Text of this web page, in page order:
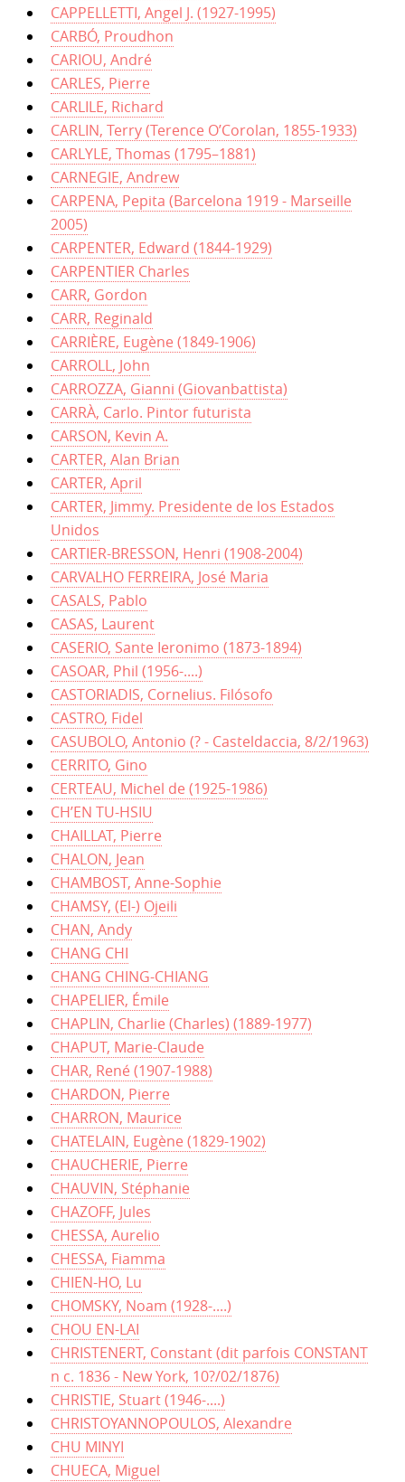
CAPPELLETTI, Angel J. (1927-1995)
CARBÓ, Proudhon
CARIOU, André
CARLES, Pierre
CARLILE, Richard
CARLIN, Terry (Terence O’Corolan, 1855-1933)
CARLYLE, Thomas (1795–1881)
CARNEGIE, Andrew
CARPENA, Pepita (Barcelona 1919 - Marseille
2005)
CARPENTER, Edward (1844-1929)
CARPENTIER Charles
CARR, Gordon
CARR, Reginald
CARRIÈRE, Eugène (1849-1906)
CARROLL, John
CARROZZA, Gianni (Giovanbattista)
CARRÀ, Carlo. Pintor futurista
CARSON, Kevin A.
CARTER, Alan Brian
CARTER, April
CARTER, Jimmy. Presidente de los Estados
Unidos
CARTIER-BRESSON, Henri (1908-2004)
CARVALHO FERREIRA, José Maria
CASALS, Pablo
CASAS, Laurent
CASERIO, Sante Ieronimo (1873-1894)
CASOAR, Phil (1956-....)
CASTORIADIS, Cornelius. Filósofo
CASTRO, Fidel
CASUBOLO, Antonio (? - Casteldaccia, 8/2/1963)
CERRITO, Gino
CERTEAU, Michel de (1925-1986)
CH’EN TU-HSIU
CHAILLAT, Pierre
CHALON, Jean
CHAMBOST, Anne-Sophie
CHAMSY, (El-) Ojeili
CHAN, Andy
CHANG CHI
CHANG CHING-CHIANG
CHAPELIER, Émile
CHAPLIN, Charlie (Charles) (1889-1977)
CHAPUT, Marie-Claude
CHAR, René (1907-1988)
CHARDON, Pierre
CHARRON, Maurice
CHATELAIN, Eugène (1829-1902)
CHAUCHERIE, Pierre
CHAUVIN, Stéphanie
CHAZOFF, Jules
CHESSA, Aurelio
CHESSA, Fiamma
CHIEN-HO, Lu
CHOMSKY, Noam (1928-....)
CHOU EN-LAI
CHRISTENERT, Constant (dit parfois CONSTANT
n c. 1836 - New York, 10?/02/1876)
CHRISTIE, Stuart (1946-....)
CHRISTOYANNOPOULOS, Alexandre
CHU MINYI
CHUECA, Miguel